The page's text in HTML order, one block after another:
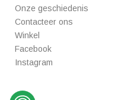
Onze geschiedenis
Contacteer ons
Winkel
Facebook
Instagram